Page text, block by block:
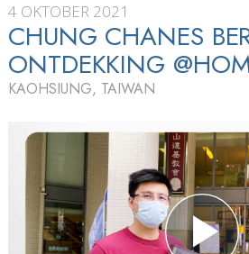
4 OKTOBER 2021
CHUNG CHANES
ONTDEKKING
KAOHSIUNG, TAIWAN